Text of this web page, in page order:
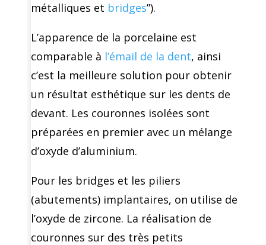
métalliques et bridges”).
L’apparence de la porcelaine est
comparable à l’émail de la dent, ainsi
c’est la meilleure solution pour obtenir
un résultat esthétique sur les dents de
devant. Les couronnes isolées sont
préparées en premier avec un mélange
d’oxyde d’aluminium.
Pour les bridges et les piliers
(abutements) implantaires, on utilise de
l’oxyde de zircone. La réalisation de
couronnes sur des très petits